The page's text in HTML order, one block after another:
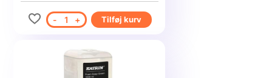
- 1 + Tilføj kurv